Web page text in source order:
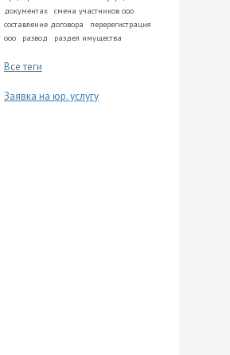
документах
смена участников ооо
составление договора
перерегистрация
ооо
развод раздел имущества
Все теги
Заявка на юр. услугу